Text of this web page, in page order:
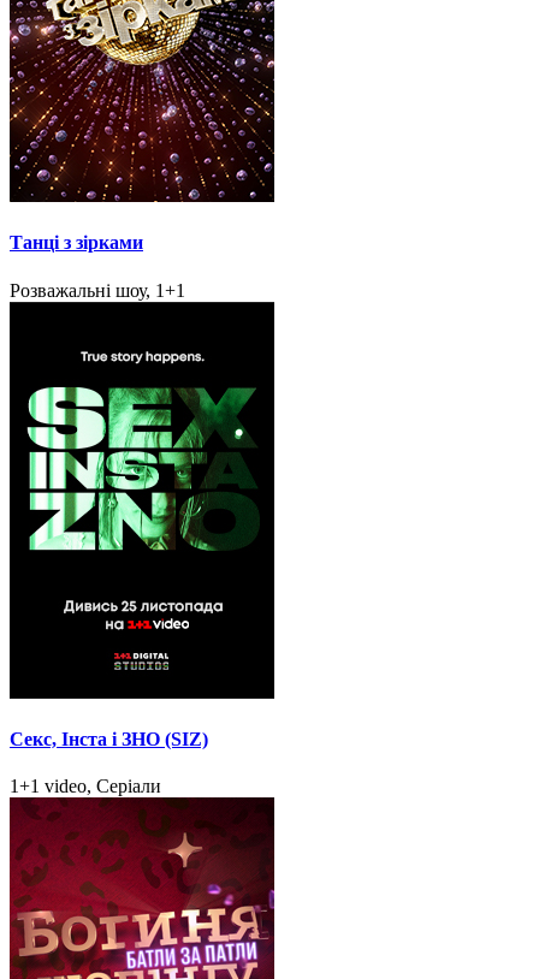
Танці з зірками
Розважальні шоу, 1+1
Секс, Інста і ЗНО (SIZ)
1+1 video, Серіали